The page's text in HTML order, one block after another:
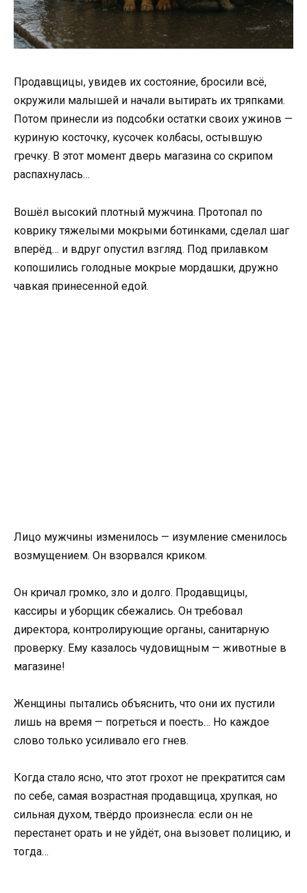
Продавщицы, увидев их состояние, бросили всё,
окружили малышей и начали вытирать их тряпками.
Потом принесли из подсобки остатки своих ужинов —
куриную косточку, кусочек колбасы, остывшую
гречку. В этот момент дверь магазина со скрипом
распахнулась…
Вошёл высокий плотный мужчина. Протопал по
коврику тяжелыми мокрыми ботинками, сделал шаг
вперёд… и вдруг опустил взгляд. Под прилавком
копошились голодные мокрые мордашки, дружно
чавкая принесенной едой.
Лицо мужчины изменилось — изумление сменилось
возмущением. Он взорвался криком.
Он кричал громко, зло и долго. Продавщицы,
кассиры и уборщик сбежались. Он требовал
директора, контролирующие органы, санитарную
проверку. Ему казалось чудовищным — животные в
магазине!
Женщины пытались объяснить, что они их пустили
лишь на время — погреться и поесть… Но каждое
слово только усиливало его гнев.
Когда стало ясно, что этот грохот не прекратится сам
по себе, самая возрастная продавщица, хрупкая, но
сильная духом, твёрдо произнесла: если он не
перестанет орать и не уйдёт, она вызовет полицию, и
тогда…